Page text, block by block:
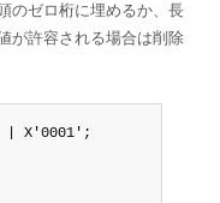
のゼロ桁に埋めるか、長
が許容される場合は削除
| X'0001';